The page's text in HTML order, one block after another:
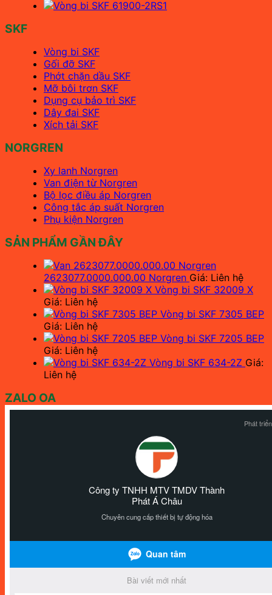
SKF
Vòng bi SKF
Gối đỡ SKF
Phớt chặn dầu SKF
Mỡ bôi trơn SKF
Dụng cụ bảo trì SKF
Dây đai SKF
Xích tải SKF
NORGREN
Xy lanh Norgren
Van điện từ Norgren
Bộ lọc điều áp Norgren
Công tắc áp suất Norgren
Phụ kiện Norgren
SẢN PHẨM GẦN ĐÂY
2623077.0000.000.00 Norgren Giá: Liên hệ
Vòng bi SKF 32009 X
Giá: Liên hệ
Vòng bi SKF 7305 BEP
Giá: Liên hệ
Vòng bi SKF 7205 BEP
Giá: Liên hệ
Vòng bi SKF 634-2Z Giá:
Liên hệ
ZALO OA